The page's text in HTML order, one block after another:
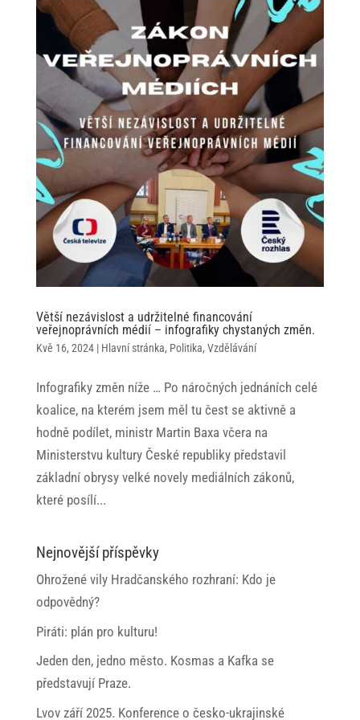
Větší nezávislost a udržitelné financování
veřejnoprávních médií – infografiky chystaných změn.
Kvě 16, 2024| Hlavní stránka, Politika, Vzdělávání
Infografiky změn níže … Po náročných jednáních celé
koalice, na kterém jsem měl tu čest se aktivně a
hodně podílet, ministr Martin Baxa včera na
Ministerstvu kultury České republiky představil
základní obrysy velké novely mediálních zákonů,
které posílí...
Nejnovější příspěvky
Ohrožené vily Hradčanského rozhraní: Kdo je
odpovědný?
Piráti: plán pro kulturu!
Jeden den, jedno město. Kosmas a Kafka se
představují Praze.
Lvov září 2025. Konference o česko-ukrajinské